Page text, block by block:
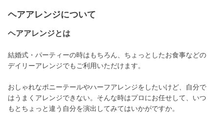
ヘアアレンジについて
ヘアアレンジとは
結婚式・パーティーの時はもちろん、ちょっとしたお食事などの
デイリーアレンジでもご利用いただけます。
おしゃれなポニーテールやハーフアレンジをしたいけど、自分で
はうまくアレンジできない。そんな時はプロにお任せして、いつ
もとちょっと違う自分を演出してみてはいかがですか。